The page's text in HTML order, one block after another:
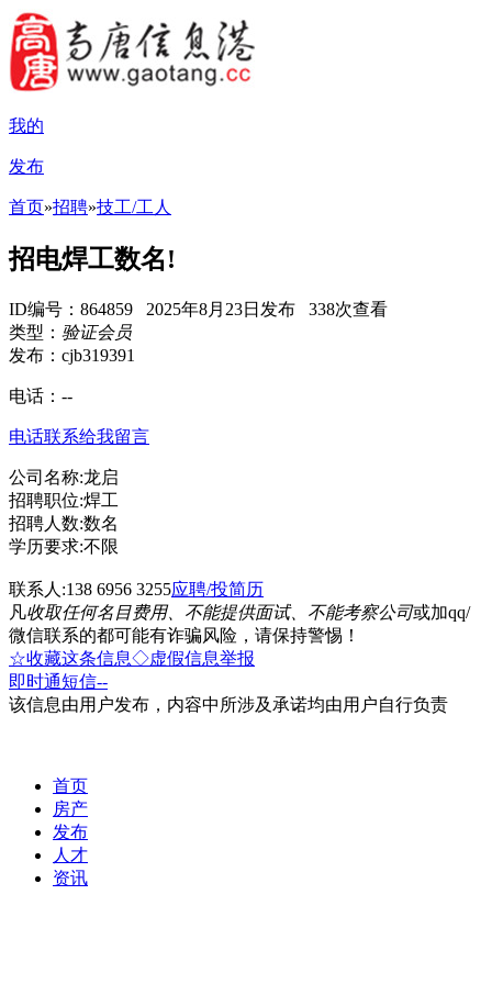
我的
发布
首页»招聘»技工/工人
招电焊工数名!
ID编号：864859 2025年8月23日发布 338次查看
类型： 验证会员
发布：cjb319391
电话： --
电话联系给我留言
公司名称:龙启
招聘职位:焊工
招聘人数:数名
学历要求:不限
联系人:138 6956 3255应聘/投简历
凡收取任何名目费用、不能提供面试、不能考察公司或加qq/
微信联系的都可能有诈骗风险，请保持警惕！
☆收藏这条信息◇虚假信息举报
即时通短信--
该信息由用户发布，内容中所涉及承诺均由用户自行负责
首页
房产
发布
人才
资讯